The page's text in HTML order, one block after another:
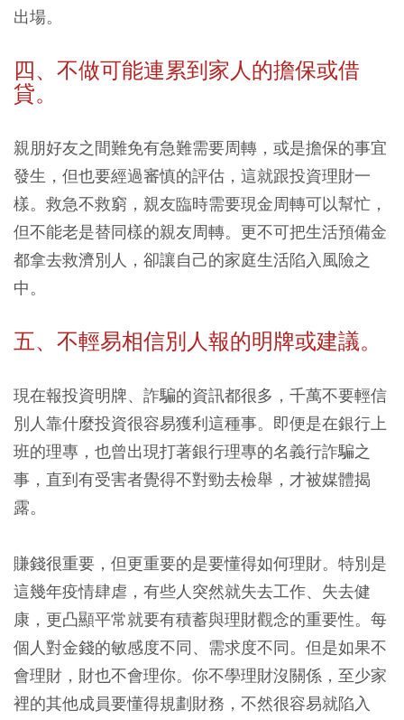
出場。
四、不做可能連累到家人的擔保或借
貸。
親朋好友之間難免有急難需要周轉，或是擔保的事宜
發生，但也要經過審慎的評估，這就跟投資理財一
樣。救急不救窮，親友臨時需要現金周轉可以幫忙，
但不能老是替同樣的親友周轉。更不可把生活預備金
都拿去救濟別人，卻讓自己的家庭生活陷入風險之
中。
五、不輕易相信別人報的明牌或建議。
現在報投資明牌、詐騙的資訊都很多，千萬不要輕信
別人靠什麼投資很容易獲利這種事。即便是在銀行上
班的理專，也曾出現打著銀行理專的名義行詐騙之
事，直到有受害者覺得不對勁去檢舉，才被媒體揭
露。
賺錢很重要，但更重要的是要懂得如何理財。特別是
這幾年疫情肆虐，有些人突然就失去工作、失去健
康，更凸顯平常就要有積蓄與理財觀念的重要性。每
個人對金錢的敏感度不同、需求度不同。但是如果不
會理財，財也不會理你。你不學理財沒關係，至少家
裡的其他成員要懂得規劃財務，不然很容易就陷入